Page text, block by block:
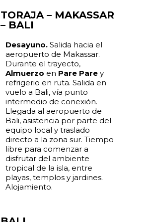
TORAJA – MAKASSAR
– BALI
Desayuno.Salida hacia el
aeropuerto de Makassar.
Durante el trayecto,
Almuerzo en Pare Pare y
refrigerio en ruta. Salida en
vuelo a Bali, vía punto
intermedio de conexión.
Llegada al aeropuerto de
Bali, asistencia por parte del
equipo local y traslado
directo a la zona sur. Tiempo
libre para comenzar a
disfrutar del ambiente
tropical de la isla, entre
playas, templos y jardines.
Alojamiento.